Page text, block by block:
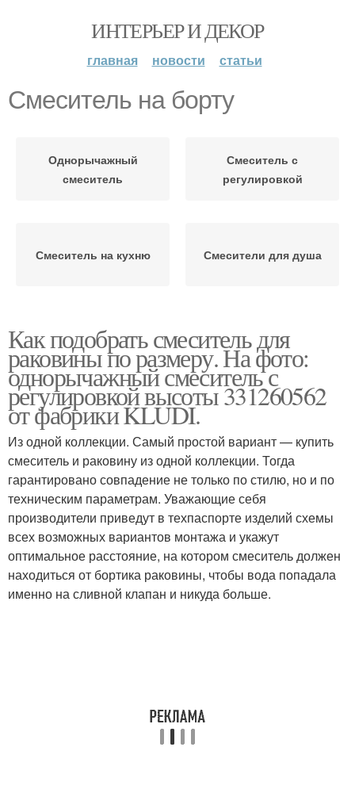
ИНТЕРЬЕР И ДЕКОР
главная новости статьи
Смеситель на борту
Однорычажный
смеситель
Смеситель с
регулировкой
Смеситель на кухню Смесители для душа
Как подобрать смеситель для
раковины по размеру. На фото:
однорычажный смеситель с
регулировкой высоты 331260562
от фабрики KLUDI.
Из одной коллекции. Самый простой вариант — купить
смеситель и раковину из одной коллекции. Тогда
гарантировано совпадение не только по стилю, но и по
техническим параметрам. Уважающие себя
производители приведут в техпаспорте изделий схемы
всех возможных вариантов монтажа и укажут
оптимальное расстояние, на котором смеситель должен
находиться от бортика раковины, чтобы вода попадала
именно на сливной клапан и никуда больше.